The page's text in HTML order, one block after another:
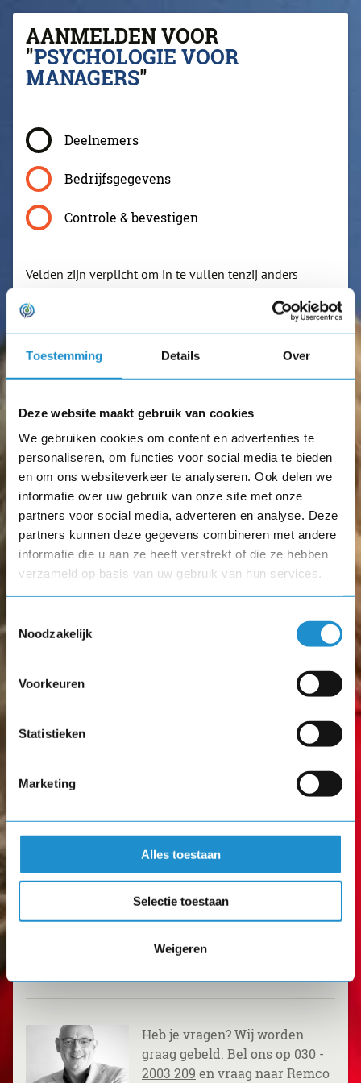
Toestemming Details Over
Deze website maakt gebruik van cookies
We gebruiken cookies om content en advertenties te
personaliseren, om functies voor social media te bieden
en om ons websiteverkeer te analyseren. Ook delen we
informatie over uw gebruik van onze site met onze
partners voor social media, adverteren en analyse. Deze
partners kunnen deze gegevens combineren met andere
informatie die u aan ze heeft verstrekt of die ze hebben
verzameld op basis van uw gebruik van hun services.
Noodzakelijk
Voorkeuren
Statistieken
Marketing
Alles toestaan
Selectie toestaan
Weigeren
AANMELDEN VOOR
"PSYCHOLOGIE VOOR
MANAGERS"
Deelnemers
Bedrijfsgegevens
Controle & bevestigen
Velden zijn verplicht om in te vullen tenzij anders
Leusden
Deelnemers toevoegen
Datum
Afas Leusden
€ 3.995 excl. BTW (€ 3.995,- per deelnemer)
Meld je nu aan en ontvang later de factuur.
Heb je vragen? Wij worden
graag gebeld. Bel ons op 030 -
2003 209 en vraag naar Remco